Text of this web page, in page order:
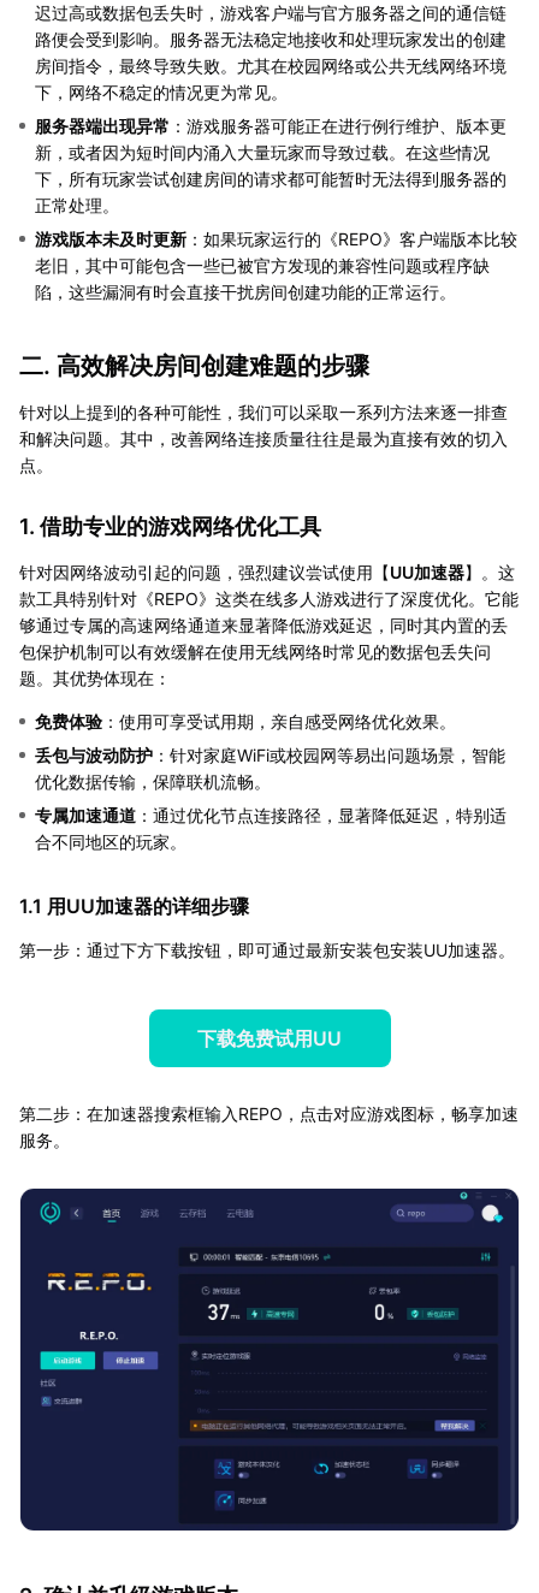
迟过高或数据包丢失时，游戏客户端与官方服务器之间的通信链
路便会受到影响。服务器无法稳定地接收和处理玩家发出的创建
房间指令，最终导致失败。尤其在校园网络或公共无线网络环境
下，网络不稳定的情况更为常见。
服务器端出现异常 ：游戏服务器可能正在进行例行维护、版本更
新，或者因为短时间内涌入大量玩家而导致过载。在这些情况
下，所有玩家尝试创建房间的请求都可能暂时无法得到服务器的
正常处理。
游戏版本未及时更新 ：如果玩家运行的《REPO》客户端版本比较
老旧，其中可能包含一些已被官方发现的兼容性问题或程序缺
陷，这些漏洞有时会直接干扰房间创建功能的正常运行。
二. 高效解决房间创建难题的步骤
针对以上提到的各种可能性，我们可以采取一系列方法来逐一排查
和解决问题。其中，改善网络连接质量往往是最为直接有效的切入
点。
1. 借助专业的游戏网络优化工具
针对因网络波动引起的问题，强烈建议尝试使用【UU加速器】。这
款工具特别针对《REPO》这类在线多人游戏进行了深度优化。它能
够通过专属的高速网络通道来显著降低游戏延迟，同时其内置的丢
包保护机制可以有效缓解在使用无线网络时常见的数据包丢失问
题。其优势体现在：
免费体验 ：使用可享受试用期，亲自感受网络优化效果。
丢包与波动防护 ：针对家庭WiFi或校园网等易出问题场景，智能
优化数据传输，保障联机流畅。
专属加速通道 ：通过优化节点连接路径，显著降低延迟，特别适
合不同地区的玩家。
1.1 用UU加速器的详细步骤
第一步：通过下方下载按钮，即可通过最新安装包安装UU加速器。
下载免费试用UU
第二步：在加速器搜索框输入REPO，点击对应游戏图标，畅享加速
服务。